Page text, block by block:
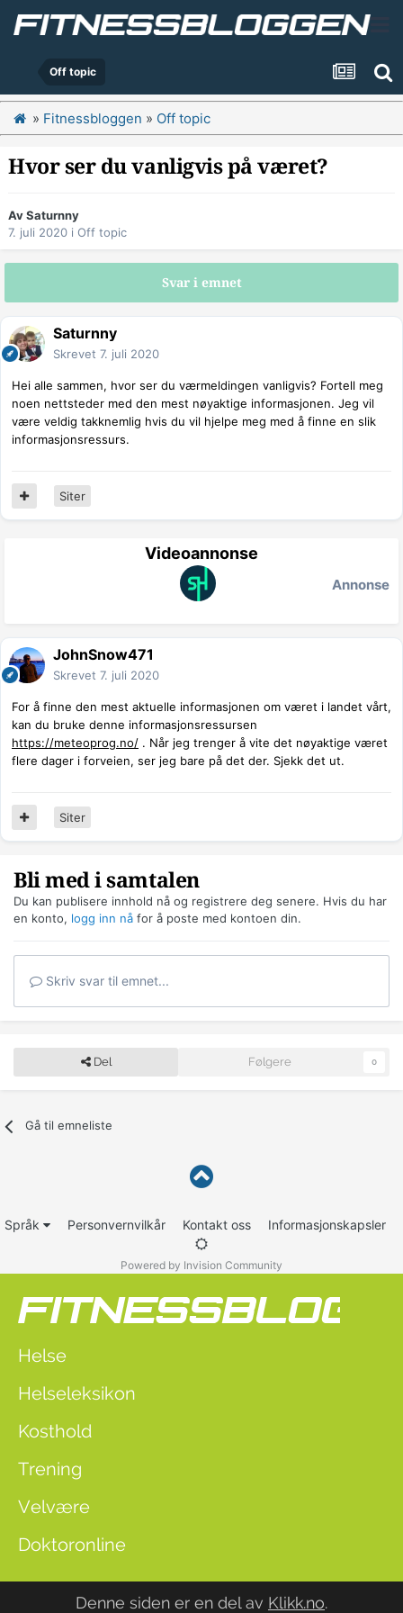
Off topic
» Fitnessbloggen » Off topic
Hvor ser du vanligvis på været?
AvSaturnny
7. juli 2020 i Off topic
Svar i emnet
Saturnny
Skrevet 7. juli 2020
Hei alle sammen, hvor ser du værmeldingen vanligvis? Fortell meg
noen nettsteder med den mest nøyaktige informasjonen. Jeg vil
være veldig takknemlig hvis du vil hjelpe meg med å finne en slik
informasjonsressurs.
Siter
Videoannonse
Annonse
JohnSnow471
Skrevet 7. juli 2020
For å finne den mest aktuelle informasjonen om været i landet vårt,
kan du bruke denne informasjonsressursen
https://meteoprog.no/ . Når jeg trenger å vite det nøyaktige været
flere dager i forveien, ser jeg bare på det der. Sjekk det ut.
Siter
Bli med i samtalen
Du kan publisere innhold nå og registrere deg senere. Hvis du har
en konto, logg inn nå for å poste med kontoen din.
Skriv svar til emnet...
Del Følgere 0
Gå til emneliste
Språk Personvernvilkår Kontakt oss Informasjonskapsler
Powered by Invision Community
Helse
Helseleksikon
Kosthold
Trening
Velvære
Doktoronline
Denne siden er en del av Klikk.no.